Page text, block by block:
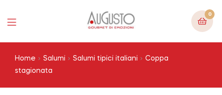
Menu
0
Home Salumi Salumi tipici italiani
Coppa
stagionata